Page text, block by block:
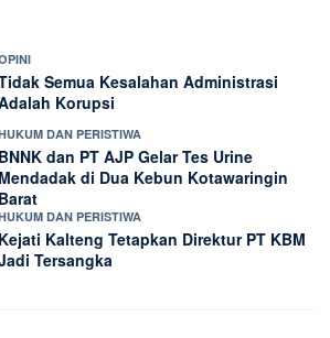
Semua Kesalahan Administrasi
Korupsi
DAN PERISTIWA
BNNK dan PT AJP Gelar Tes Urine
Mendadak di Dua Kebun Kotawaringin
Barat
DAN PERISTIWA
Kejati Kalteng Tetapkan Direktur PT KBM
Tersangka